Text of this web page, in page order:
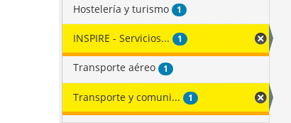
Hostelería y turismo 1
INSPIRE - Servicios... 1
Transporte aéreo 1
Transporte y comuni... 1